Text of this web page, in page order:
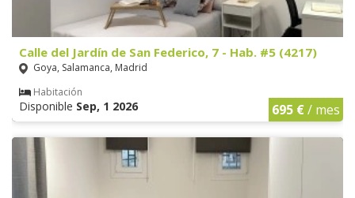
Calle del Jardín de San Federico, 7 - Hab. #5 (4217)
Goya, Salamanca, Madrid
Habitación
Disponible Sep, 1 2026 695 €/ mes